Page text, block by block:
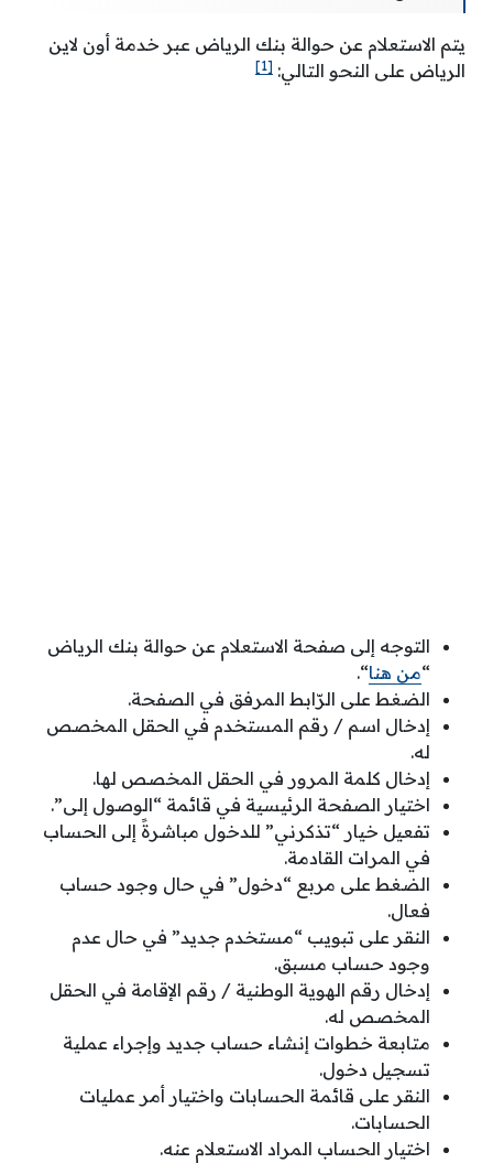
يتم الاستعلام عن حوالة بنك الرياض عبر خدمة أون لاين
الرياض على النحو التالي: [1]
التوجه إلى صفحة الاستعلام عن حوالة بنك الرياض
“من هنا“.
الضغط على الرّابط المرفق في الصفحة.
إدخال اسم / رقم المستخدم في الحقل المخصص
له.
إدخال كلمة المرور في الحقل المخصص لها.
اختيار الصفحة الرئيسية في قائمة “الوصول إلى”.
تفعيل خيار “تذكرني” للدخول مباشرةً إلى الحساب
في المرات القادمة.
الضغط على مربع “دخول” في حال وجود حساب
فعال.
النقر على تبويب “مستخدم جديد” في حال عدم
وجود حساب مسبق.
إدخال رقم الهوية الوطنية / رقم الإقامة في الحقل
المخصص له.
متابعة خطوات إنشاء حساب جديد وإجراء عملية
تسجيل دخول.
النقر على قائمة الحسابات واختيار أمر عمليات
الحسابات.
اختيار الحساب المراد الاستعلام عنه.